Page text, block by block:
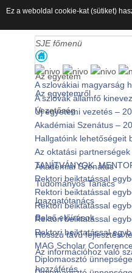
SJE főmenü
Az egyetem
Az egyetemről
Vezetőség
Akadémiai Szenátus
Tudományos Tanács
Igazgatótanács
Belső előírások
Hosszú távú fejlesztési
Az információhoz való
hozzáférés
A szlovákiai magyarság
A szlovák államfő
Új egyetemi vezetés –
Akadémiai Szenátus –
Hallgatóink lehetőségeit
Az oktatási
TANÍTVÁNYOK.
Rektori beiktatással
Rektori beiktatással
Rektori beiktatással
Rektori beiktatással
Rektori beiktatással
MAG Scholar
Diplomaosztó
Ez a weboldal cookie-kat (sütiket)